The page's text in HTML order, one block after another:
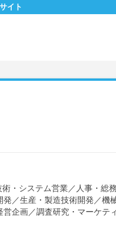
イト
術・システム営業／ 人事・総
発 ／生産・製造技術開発 ／機
営企画／調査研究・マーケテ